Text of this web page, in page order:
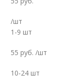
/шт
1-9 шт
55 руб. /шт
10-24 шт